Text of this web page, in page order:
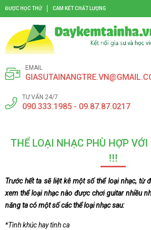
ĐƯỢC HỌC THỬ CAM KẾT CHẤT LƯỢNG
EMAIL
TƯ VẤN 24/7
090.333.1985 - 09.87.87.0217
THỂ LOẠI NHẠC PHÙ HỢP
!!!
Trước hết ta sẽ liệt kê một số thể loại nhạc, từ
xem thể loại nhạc nào được chơi guitar nhiều
năng ta có một số các thể loại nhạc sau:
*Tình khúc hay tình ca